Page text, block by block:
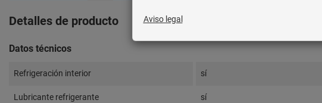
Detalles de producto
Datos técnicos
Refrigeración interior sí
Lubricante refrigerante sí